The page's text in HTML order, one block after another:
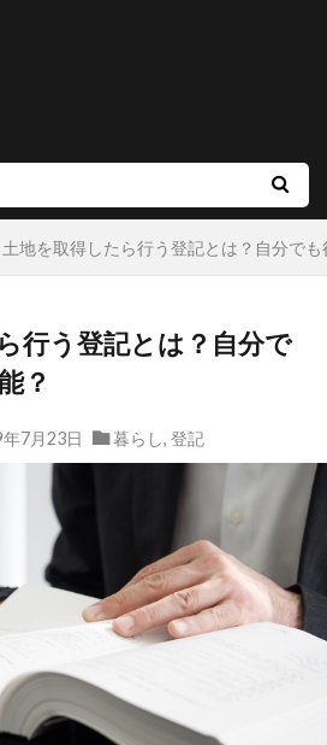
土地を取得したら行う登記とは？自分で
行う登記とは？自分で
？
7月23日 暮らし, 登記